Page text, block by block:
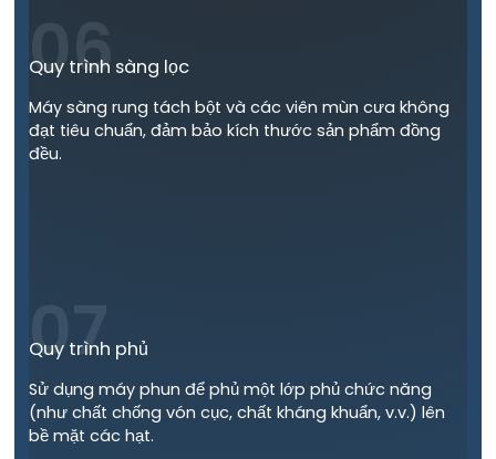
06
Quy trình sàng lọc
Máy sàng rung tách bột và các viên mùn cưa không
đạt tiêu chuẩn, đảm bảo kích thước sản phẩm đồng
đều.
07
Quy trình phủ
Sử dụng máy phun để phủ một lớp phủ chức năng
(như chất chống vón cục, chất kháng khuẩn, v.v.) lên
bề mặt các hạt.